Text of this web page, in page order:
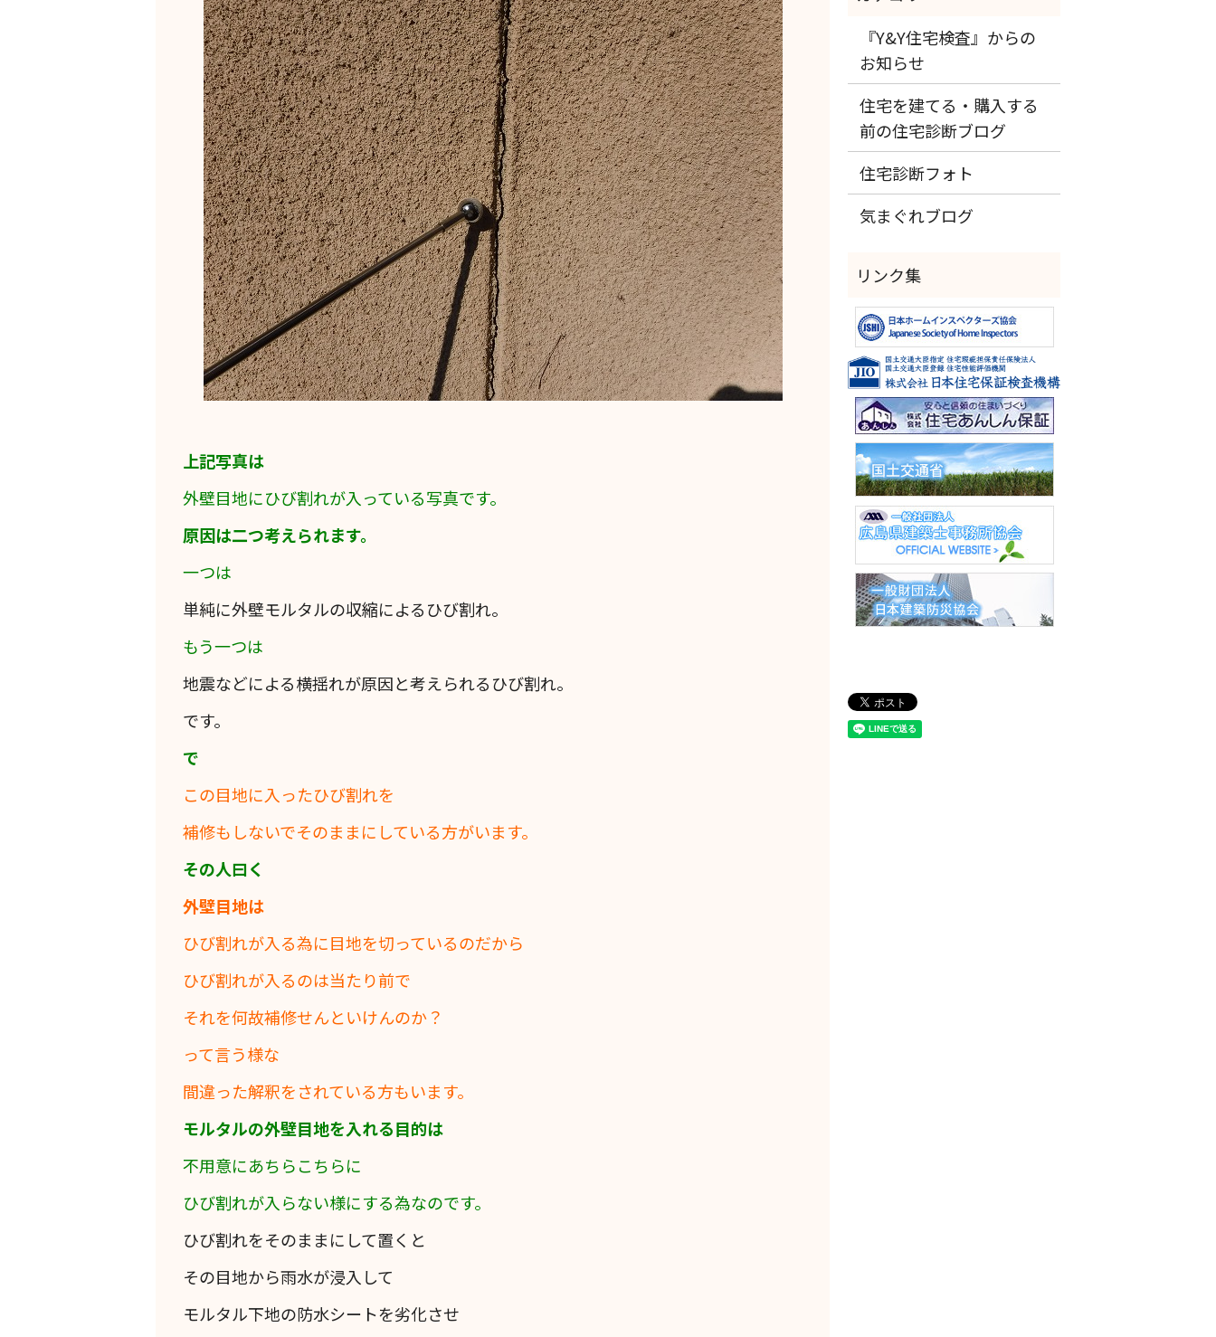
上記写真は
外壁目地にひび割れが入っている写真です。
原因は二つ考えられます。
一つは
単純に外壁モルタルの収縮によるひび割れ。
もう一つは
地震などによる横揺れが原因と考えられるひび割れ。
です。
で
この目地に入ったひび割れを
補修もしないでそのままにしている方がいます。
その人曰く
外壁目地は
ひび割れが入る為に目地を切っているのだから
ひび割れが入るのは当たり前で
それを何故補修せんといけんのか？
って言う様な
間違った解釈をされている方もいます。
モルタルの外壁目地を入れる目的は
不用意にあちらこちらに
ひび割れが入らない様にする為なのです。
ひび割れをそのままにして置くと
その目地から雨水が浸入して
モルタル下地の防水シートを劣化させ
『Y&Y住宅検査』からの
お知らせ
住宅を建てる・購入する
前の住宅診断ブログ
住宅診断フォト
気まぐれブログ